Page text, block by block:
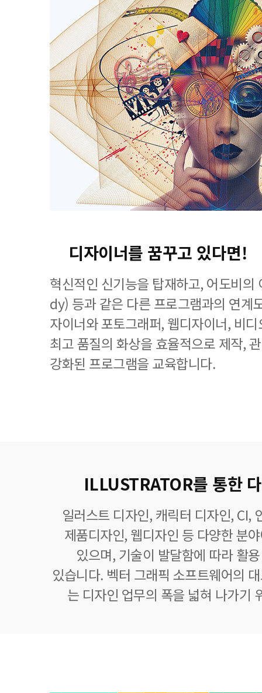
디자이너를 꿈꾸고 있다면!
혁신적인 신기능을 탑재하고, 어도비
dy) 등과 같은 다른 프로그램과의 연계
자이너와 포토그래퍼, 웹디자이너, 비
최고 품질의 화상을 효율적으로 제작,
강화된 프로그램을 교육합니다.
ILLUSTRATOR를 통한
일러스트 디자인, 캐릭터 디자인, CI,
제품디자인, 웹디자인 등 다양한 분
있으며, 기술이 발달함에 따라 활
있습니다. 벡터 그래픽 소프트웨어의
는 디자인 업무의 폭을 넓혀 나가기